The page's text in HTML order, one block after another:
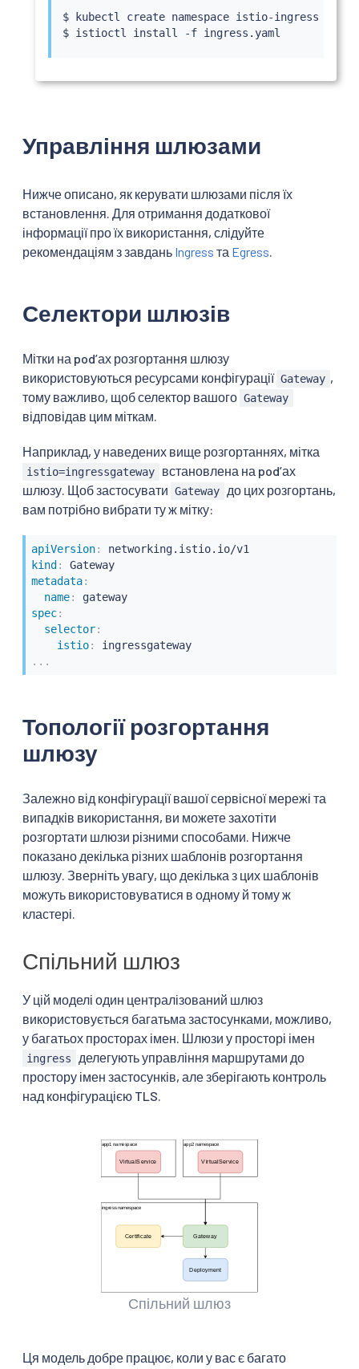
$ kubectl
create namespace istio-ingress
$ istioctl install
Управління шлюзами
Нижче описано, як керувати шлюзами після їх
встановлення. Для отримання додаткової
інформації про їх використання, слідуйте
рекомендаціям з завдань Ingress та Egress.
Селектори шлюзів
Мітки на podʼах розгортання шлюзу
використовуються ресурсами конфігурації Gateway ,
тому важливо, щоб селектор вашого Gateway
відповідав цим міткам.
Наприклад, у наведених вище розгортаннях, мітка
istio=ingressgateway
встановлена на podʼах
шлюзу. Щоб застосувати Gateway
до цих розгортань,
вам потрібно вибрати ту ж мітку:
apiVersion:
kind :
Gateway
metadata:
name:
gateway
spec:
selector:
istio:
ingressgateway
...
Топології розгортання
шлюзу
Залежно від конфігурації вашої сервісної мережі та
випадків використання, ви можете захотіти
розгортати шлюзи різними способами. Нижче
показано декілька різних шаблонів розгортання
шлюзу. Зверніть увагу, що декілька з цих шаблонів
можуть використовуватися в одному й тому ж
кластері.
Спільний шлюз
У цій моделі один централізований шлюз
використовується багатьма застосунками, можливо,
у багатьох просторах імен. Шлюзи у просторі імен
ingress
делегують управління маршрутами до
простору імен застосунків, але зберігають контроль
над конфігурацією TLS.
Спільний шлюз
Ця модель добре працює, коли у вас є багато